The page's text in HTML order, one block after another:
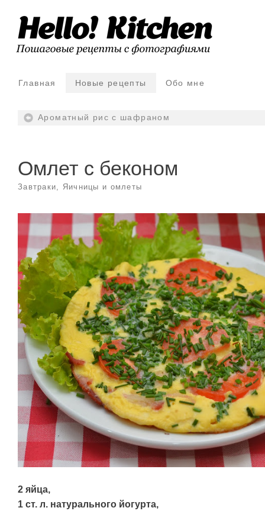
Главная Новые рецепты Обо мне
Ароматный рис с шафраном
Омлет с беконом
Завтраки, Яичницы и омлеты
2 яйца,
1 ст. л. натурального йогурта,